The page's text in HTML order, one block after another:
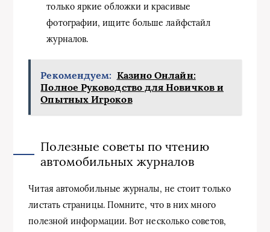
только яркие обложки и красивые
фотографии, ищите больше лайфстайл
журналов.
Рекомендуем: Казино Онлайн:
Полное Руководство для Новичков и
Опытных Игроков
Полезные советы по чтению
автомобильных журналов
Читая автомобильные журналы, не стоит только
листать страницы. Помните, что в них много
полезной информации. Вот несколько советов,